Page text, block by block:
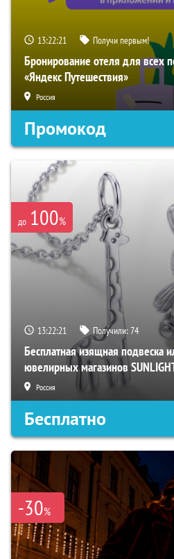
13:22:20 Получи первым!
Бронирование отеля для всех
«Яндекс Путешествия»
Россия
Промокод
до 100%
13:22:20 Получили:74
Бесплатная изящная подвеска
ювелирных магазинов
Россия
Бесплатно
-30%